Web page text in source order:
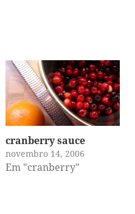
cranberry sauce
novembro 14, 2006
Em "cranberry"